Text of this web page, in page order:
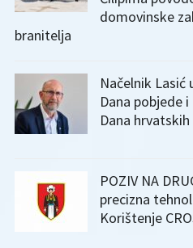
domovinske
branitelja
Načelnik
Dana pobjede
Dana
POZIV NA
precizna
Korištenje